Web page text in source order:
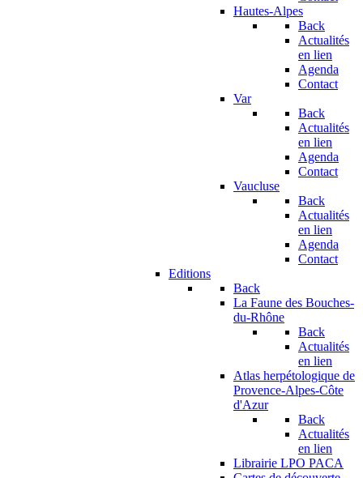
Hautes-Alpes
Back
Actualités
en lien
Agenda
Contact
Var
Back
Actualités
en lien
Agenda
Contact
Vaucluse
Back
Actualités
en lien
Agenda
Contact
Editions
Back
La Faune des Bouches-
du-Rhône
Back
Actualités
en lien
Atlas herpétologique de
Provence-Alpes-Côte
d'Azur
Back
Actualités
en lien
Librairie LPO PACA